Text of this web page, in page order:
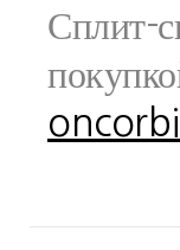
Сплит-